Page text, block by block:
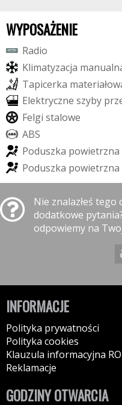
WYPOSAŻENIE
Radio
Klimatyzacja manualn
Tapicerka materiałow
Elektryczne szyby prz
Felgi stalowe
ABS
Poduszka powietrzna
Poduszka powietrzna
Nie znalazłeś tego
dodatkowe
odpowiemy na
INFORMACJE
Polityka prywatności
Polityka cookies
Klauzula informacyjna
Reklamacje
GODZINY OTWARCIA